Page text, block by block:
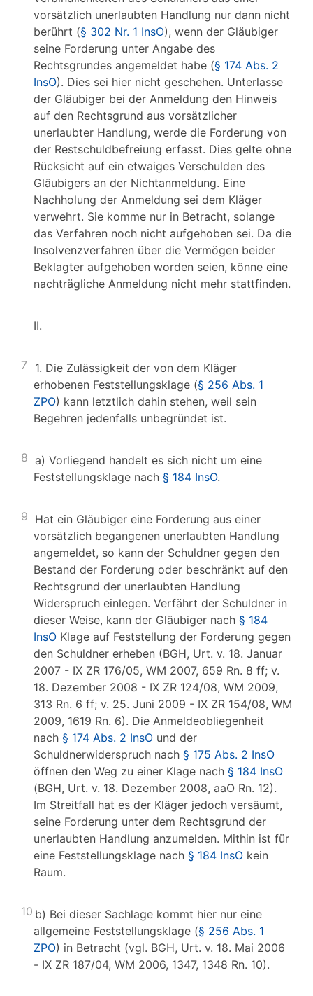
vorsätzlich unerlaubten Handlung nur dann nicht
berührt (§ 302 Nr. 1 InsO), wenn der Gläubiger
seine Forderung unter Angabe des
Rechtsgrundes angemeldet habe (§ 174 Abs. 2
InsO). Dies sei hier nicht geschehen. Unterlasse
der Gläubiger bei der Anmeldung den Hinweis
auf den Rechtsgrund aus vorsätzlicher
unerlaubter Handlung, werde die Forderung von
der Restschuldbefreiung erfasst. Dies gelte ohne
Rücksicht auf ein etwaiges Verschulden des
Gläubigers an der Nichtanmeldung. Eine
Nachholung der Anmeldung sei dem Kläger
verwehrt. Sie komme nur in Betracht, solange
das Verfahren noch nicht aufgehoben sei. Da die
Insolvenzverfahren über die Vermögen beider
Beklagter aufgehoben worden seien, könne eine
nachträgliche Anmeldung nicht mehr stattfinden.
II.
7
1. Die Zulässigkeit der von dem Kläger
erhobenen Feststellungsklage (§ 256 Abs. 1
ZPO) kann letztlich dahin stehen, weil sein
Begehren jedenfalls unbegründet ist.
8 a) Vorliegend handelt es sich nicht um eine
Feststellungsklage nach § 184 InsO.
9 Hat ein Gläubiger eine Forderung aus einer
vorsätzlich begangenen unerlaubten Handlung
angemeldet, so kann der Schuldner gegen den
Bestand der Forderung oder beschränkt auf den
Rechtsgrund der unerlaubten Handlung
Widerspruch einlegen. Verfährt der Schuldner in
dieser Weise, kann der Gläubiger nach § 184
InsO Klage auf Feststellung der Forderung gegen
den Schuldner erheben (BGH, Urt. v. 18. Januar
2007 - IX ZR 176/05, WM 2007, 659 Rn. 8 ff; v.
18. Dezember 2008 - IX ZR 124/08, WM 2009,
313 Rn. 6 ff; v. 25. Juni 2009 - IX ZR 154/08, WM
2009, 1619 Rn. 6). Die Anmeldeobliegenheit
nach § 174 Abs. 2 InsO und der
Schuldnerwiderspruch nach § 175 Abs. 2 InsO
öffnen den Weg zu einer Klage nach § 184 InsO
(BGH, Urt. v. 18. Dezember 2008, aaO Rn. 12).
Im Streitfall hat es der Kläger jedoch versäumt,
seine Forderung unter dem Rechtsgrund der
unerlaubten Handlung anzumelden. Mithin ist für
eine Feststellungsklage nach § 184 InsO kein
Raum.
10 b) Bei dieser Sachlage kommt hier nur eine
allgemeine Feststellungsklage (§ 256 Abs. 1
ZPO) in Betracht (vgl. BGH, Urt. v. 18. Mai 2006
- IX ZR 187/04, WM 2006, 1347, 1348 Rn. 10).